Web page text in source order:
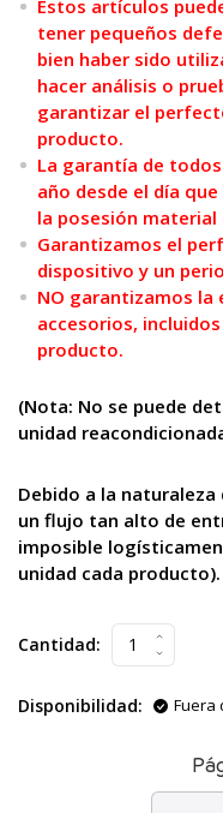
Estos artículos
tener pequeños
bien haber sido
hacer análisis o
garantizar el
producto.
La garantía de
año desde el día
la posesión
Garantizamos el
dispositivo y un
NO garantizamos la
accesorios,
producto.
(Nota: No se puede
unidad
Debido a la
un flujo tan alto de
imposible
unidad cada producto).
Cantidad:
Disponibilidad: Fuera